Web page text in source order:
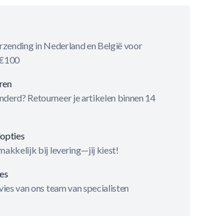
in Nederland en België voor
Retourneer je artikelen binnen 14
bij levering—jij kiest!
van ons team van specialisten